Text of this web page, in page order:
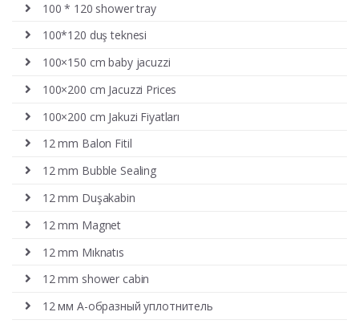
100 * 120 shower tray
100*120 duş teknesi
100×150 cm baby jacuzzi
100×200 cm Jacuzzi Prices
100×200 cm Jakuzi Fiyatları
12 mm Balon Fitil
12 mm Bubble Sealing
12 mm Duşakabin
12 mm Magnet
12 mm Mıknatıs
12 mm shower cabin
12 мм А-образный уплотнитель